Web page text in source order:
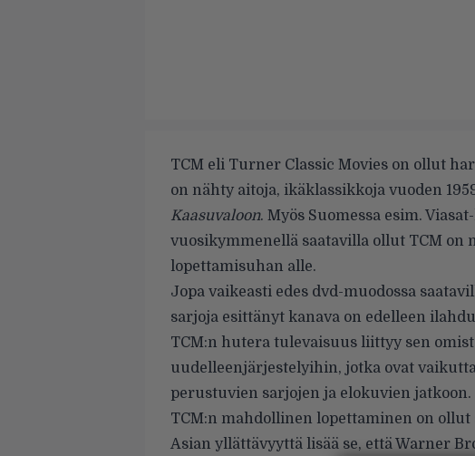
TCM eli Turner Classic Movies on ollut
on nähty aitoja, ikäklassikkoja vuoden
Kaasuvaloon. Myös Suomessa esim.
vuosikymmenellä saatavilla ollut TCM
lopettamisuhan alle.
Jopa vaikeasti edes dvd-muodossa
sarjoja esittänyt kanava on edelleen
TCM:n hutera tulevaisuus liittyy sen
uudelleenjärjestelyihin, jotka ovat
perustuvien sarjojen ja elokuvien
TCM:n mahdollinen lopettaminen on ollut
Asian yllättävyyttä lisää se, että Warner